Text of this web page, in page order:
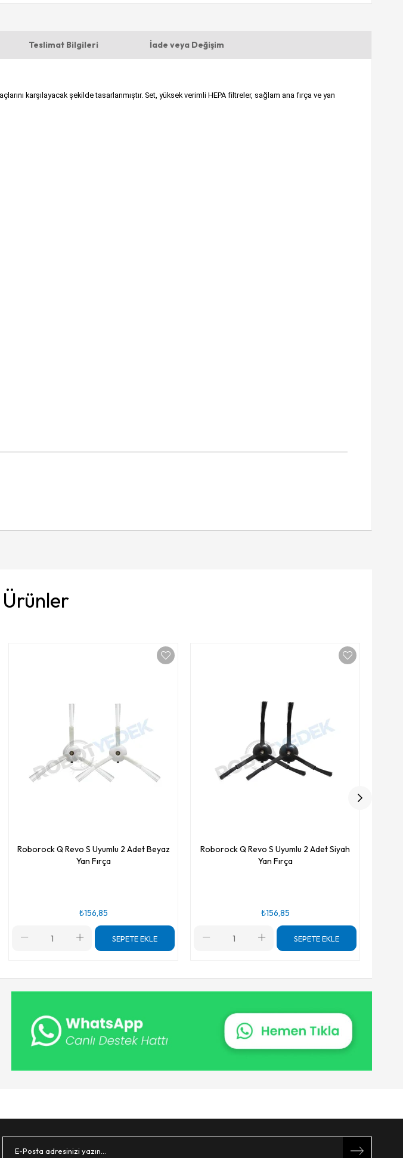
Teslimat Bilgileri İade veya Değişim
karşılayacak şekilde tasarlanmıştır. Set, yüksek verimli HEPA filtreler, sağlam ana fırça ve yan
Roborock Q Revo S Uyumlu 2 Adet Beyaz
Yan Fırça
₺156,85
SEPETE EKLE
Roborock Q Revo S Uyumlu 2 Adet Siyah
Yan Fırça
₺156,85
SEPETE EKLE